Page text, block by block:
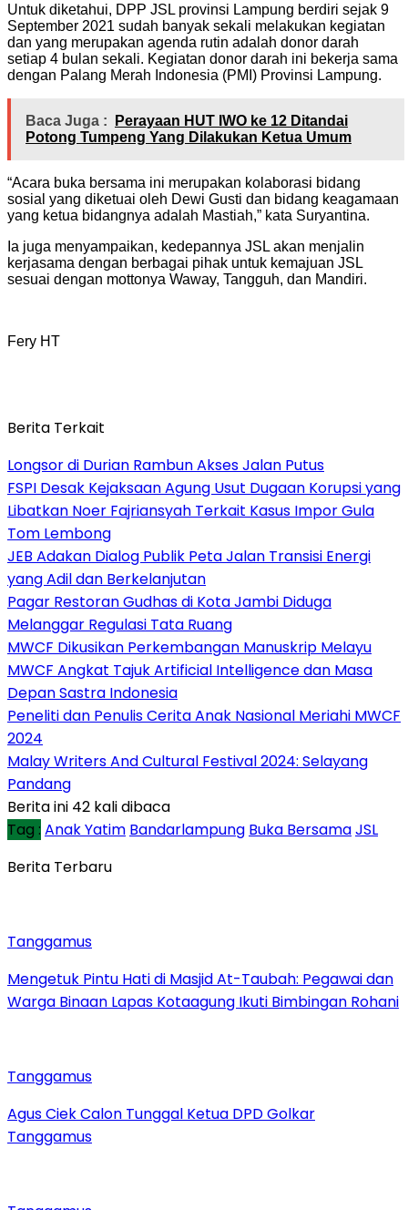
Untuk diketahui, DPP JSL provinsi Lampung berdiri sejak 9
September 2021 sudah banyak sekali melakukan kegiatan
dan yang merupakan agenda rutin adalah donor darah
setiap 4 bulan sekali. Kegiatan donor darah ini bekerja sama
dengan Palang Merah Indonesia (PMI) Provinsi Lampung.
Baca Juga :
Perayaan HUT IWO ke 12 Ditandai
Potong Tumpeng Yang Dilakukan Ketua Umum
“Acara buka bersama ini merupakan kolaborasi bidang
sosial yang diketuai oleh Dewi Gusti dan bidang keagamaan
yang ketua bidangnya adalah Mastiah,” kata Suryantina.
Ia juga menyampaikan, kedepannya JSL akan menjalin
kerjasama dengan berbagai pihak untuk kemajuan JSL
sesuai dengan mottonya Waway, Tangguh, dan Mandiri.
Fery HT
Berita Terkait
Longsor di Durian Rambun Akses Jalan Putus
FSPI Desak Kejaksaan Agung Usut Dugaan Korupsi yang
Libatkan Noer Fajriansyah Terkait Kasus Impor Gula
Tom Lembong
JEB Adakan Dialog Publik Peta Jalan Transisi Energi
yang Adil dan Berkelanjutan
Pagar Restoran Gudhas di Kota Jambi Diduga
Melanggar Regulasi Tata Ruang
MWCF Dikusikan Perkembangan Manuskrip Melayu
MWCF Angkat Tajuk Artificial Intelligence dan Masa
Depan Sastra Indonesia
Peneliti dan Penulis Cerita Anak Nasional Meriahi MWCF
2024
Malay Writers And Cultural Festival 2024: Selayang
Pandang
Berita ini 42 kali dibaca
Tag : Anak Yatim Bandarlampung Buka BersamaJSL
Berita Terbaru
Tanggamus
Mengetuk Pintu Hati di Masjid At-Taubah: Pegawai dan
Warga Binaan Lapas Kotaagung Ikuti Bimbingan Rohani
Tanggamus
Agus Ciek Calon Tunggal Ketua DPD Golkar
Tanggamus